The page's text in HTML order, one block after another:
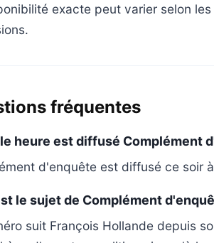
exacte peut varier selon
fréquentes
heure est diffusé Complément
d'enquête est diffusé ce soir
le sujet de Complément
suit François Hollande depuis